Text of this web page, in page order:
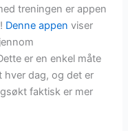
treningen er appen
Denne appen viser
er en enkel måte
hver dag, og det er
faktisk er mer